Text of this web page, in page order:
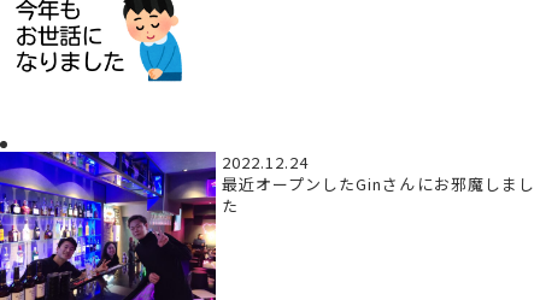
2022.12.24
最近オープンしたGinさんにお邪魔しまし
た